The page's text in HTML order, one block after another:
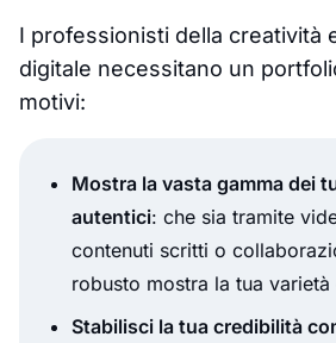
I professionisti della creatività
digitale necessitano un
motivi:
Mostra la vasta gamma dei
autentici: che sia tramite
contenuti scritti o
robusto mostra la tua varietà
Stabilisci la tua credibilità